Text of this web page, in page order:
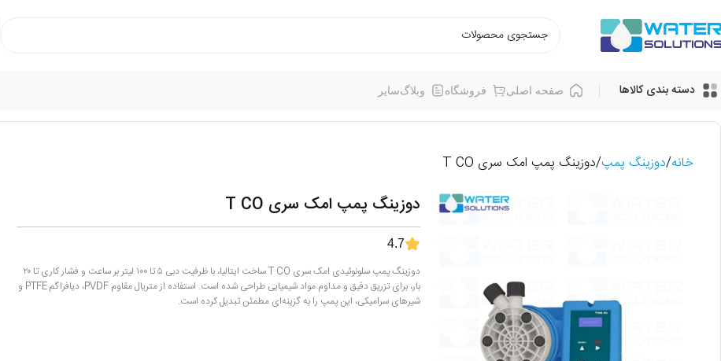
دسته بندی کالاها صفحه اصلی فروشگاه وبلاگسایر
خانه دوزینگ پمپ دوزینگ پمپ امک سری T CO
دوزینگ پمپ امک سری T CO
4.7
دوزینگ پمپ سلونوئیدی امک سری T CO ساخت ایتالیا، با ظرفیت دبی ۵ تا ۱۰۰ لیتر بر ساعت و فشار کاری تا ۲۰
بار، برای تزریق دقیق و مداوم مواد شیمیایی طراحی شده است. استفاده از متریال مقاوم PVDF، دیافراگم PTFE و
شیرهای سرامیکی، این پمپ را به گزینه‌ای مطمئن تبدیل کرده است.